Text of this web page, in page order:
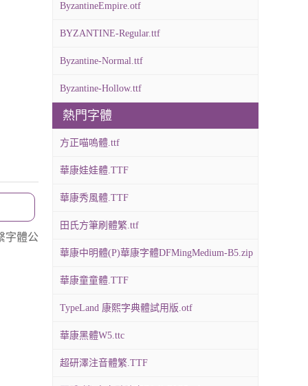
字體公
ByzantineEmpire.otf
BYZANTINE-Regular.ttf
Byzantine-Normal.ttf
Byzantine-Hollow.ttf
熱門字體
方正喵嗚體.ttf
華康娃娃體.TTF
華康秀風體.TTF
田氏方筆刷體繁.ttf
華康中明體(P)華康字體DFMingMedium-B5.zip
華康童童體.TTF
TypeLand 康熙字典體試用版.otf
華康黑體W5.ttc
超研澤注音體繁.TTF